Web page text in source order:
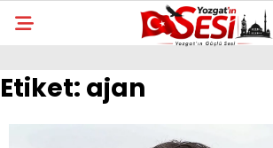
Etiket: ajan